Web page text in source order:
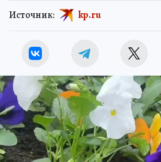
Источник: kp.ru